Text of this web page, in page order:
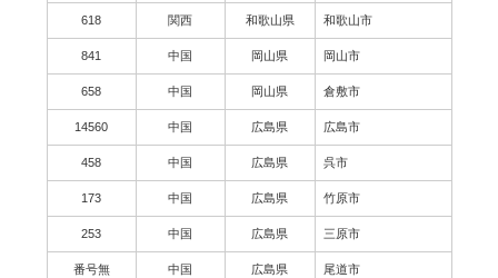
618 関西 和歌山県 和歌山市
841 中国 岡山県 岡山市
658 中国 岡山県 倉敷市
14560 中国 広島県 広島市
458 中国 広島県 呉市
173 中国 広島県 竹原市
253 中国 広島県 三原市
番号無 中国 広島県 尾道市